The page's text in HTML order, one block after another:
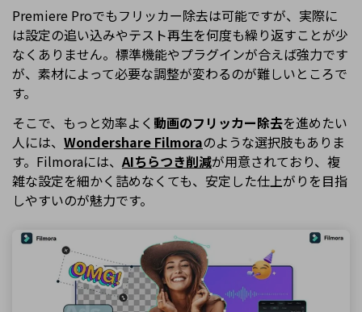
Premiere Proでもフリッカー除去は可能ですが、実際に
は設定の追い込みやテスト再生を何度も繰り返すことが少
なくありません。標準機能やプラグインが合えば強力です
が、素材によって必要な調整が変わるのが難しいところで
す。
そこで、もっと効率よく 動画のフリッカー除去を進めたい
人には、 Wondershare Filmoraのような選択肢もありま
す。Filmoraには、 AIちらつき削減が用意されており、複
雑な設定を細かく詰めなくても、安定した仕上がりを目指
しやすいのが魅力です。